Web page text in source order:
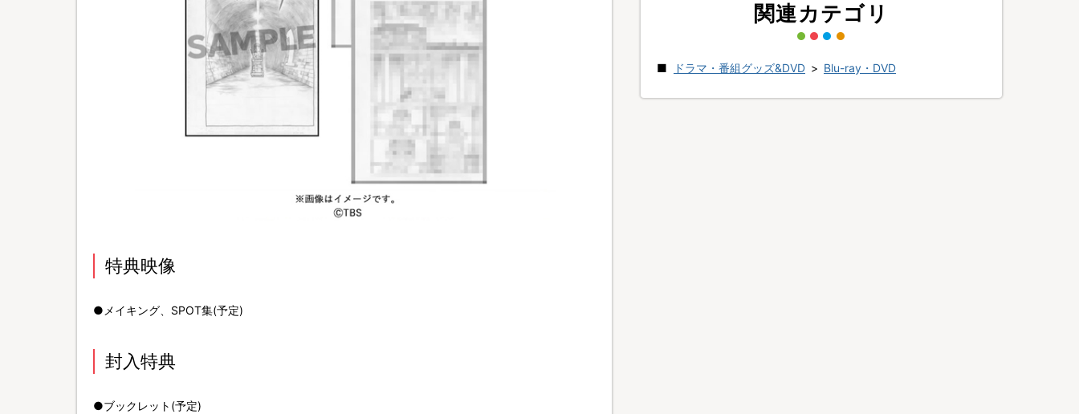
特典映像
●メイキング、SPOT集(予定)
封入特典
●ブックレット(予定)
関連カテゴリ
ドラマ・番組グッズ&DVD > Blu-ray・DVD